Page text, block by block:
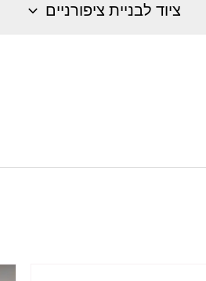
ציוד לבניית ציפורניים